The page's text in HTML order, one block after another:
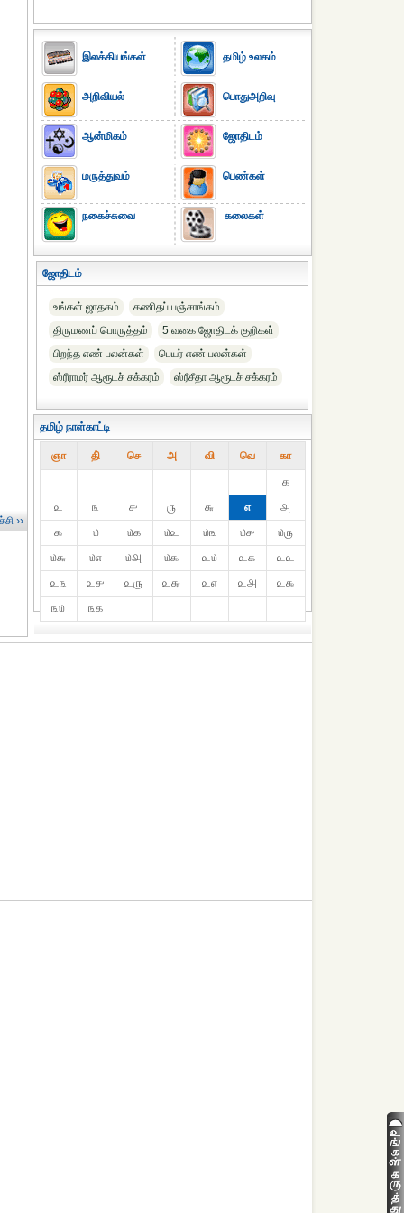
››
இலக்கியங்கள்
அறிவியல்
ஆன்மிகம்
மருத்துவம்
நகைச்சுவை
தமிழ் உலகம்
பொதுஅறிவு
ஜோதிடம்
பெண்கள்
கலைகள்
ஜோதிடம்
உங்கள் ஜாதகம்
கணிதப் பஞ்சாங்கம்
திருமணப் பொருத்தம்
5 வகை ஜோதிடக் குறிகள்
பிறந்த எண் பலன்கள்
பெயர் எண் பலன்கள்
ஸ்ரீராமர் ஆரூடச் சக்கரம்
ஸ்ரீசீதா ஆரூடச் சக்கரம்
தமிழ் நாள்காட்டி
ஞா தி் செ அ வி வெ கா
௧
௨
௩ ௪ ௫ ௬ ௭
௮
௯
௰ ௰௧ ௰௨ ௰௩ ௰௪
௰௫
௰௬
௰௭ ௰௮ ௰௯ ௨௰ ௨௧
௨௨
௨௩
௨௪ ௨௫ ௨௬ ௨௭ ௨௮
௨௯
௩௰
௩௧